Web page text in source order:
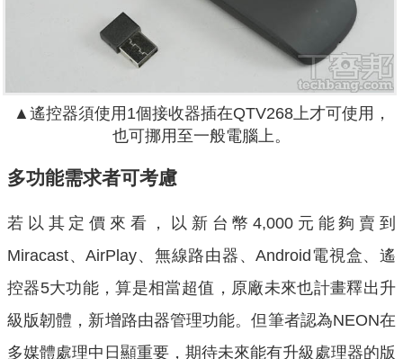
▲遙控器須使用1個接收器插在QTV268上才可使用，
也可挪用至一般電腦上。
多功能需求者可考慮
若以其定價來看，以新台幣4,000元能夠賣到
Miracast、AirPlay、無線路由器、Android電視盒、遙
控器5大功能，算是相當超值，原廠未來也計畫釋出升
級版韌體，新增路由器管理功能。但筆者認為NEON在
多媒體處理中日顯重要，期待未來能有升級處理器的版